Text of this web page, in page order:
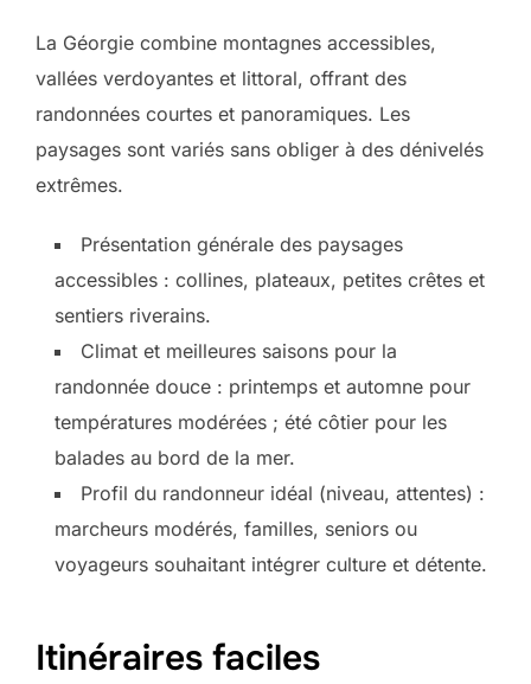
La Géorgie combine montagnes accessibles,
vallées verdoyantes et littoral, offrant des
randonnées courtes et panoramiques. Les
paysages sont variés sans obliger à des dénivelés
extrêmes.
Présentation générale des paysages
accessibles : collines, plateaux, petites crêtes et
sentiers riverains.
Climat et meilleures saisons pour la
randonnée douce : printemps et automne pour
températures modérées ; été côtier pour les
balades au bord de la mer.
Profil du randonneur idéal (niveau, attentes) :
marcheurs modérés, familles, seniors ou
voyageurs souhaitant intégrer culture et détente.
Itinéraires faciles